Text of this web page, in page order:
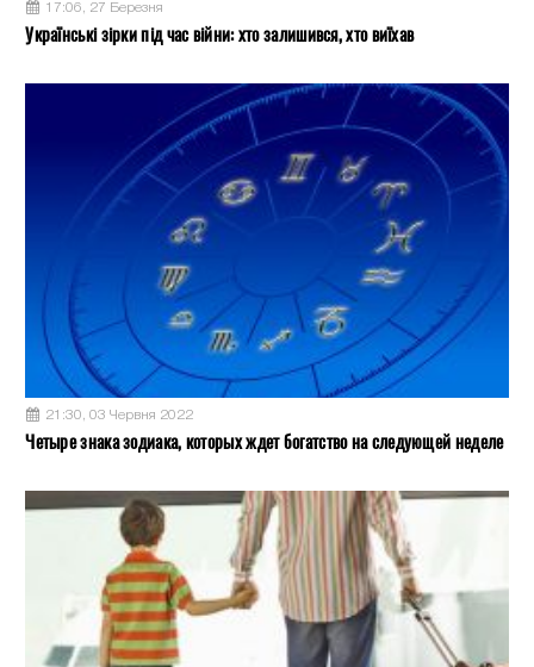
17:06, 27 Березня
Українські зірки під час війни: хто залишився, хто виїхав
21:30, 03 Червня 2022
Четыре знака зодиака, которых ждет богатство на следующей неделе